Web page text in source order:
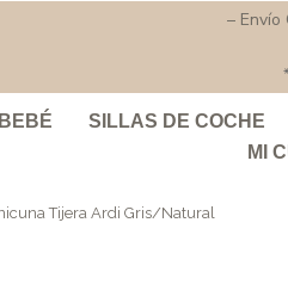
– Envío
SILLAS DE COCHE
MI
Tijera Ardi Gris/Natural